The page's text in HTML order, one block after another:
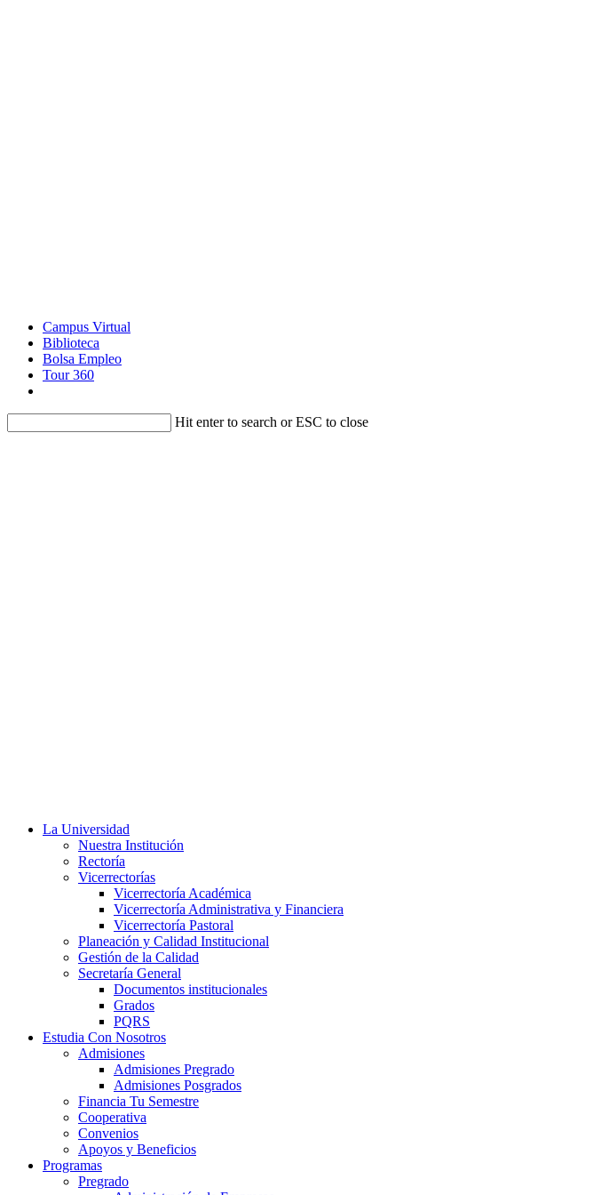
Campus Virtual
Biblioteca
Bolsa Empleo
Tour 360
Hit enter to search or ESC to close
La Universidad
Nuestra Institución
Rectoría
Vicerrectorías
Vicerrectoría Académica
Vicerrectoría Administrativa y Financiera
Vicerrectoría Pastoral
Planeación y Calidad Institucional
Gestión de la Calidad
Secretaría General
Documentos institucionales
Grados
PQRS
Estudia Con Nosotros
Admisiones
Admisiones Pregrado
Admisiones Posgrados
Financia Tu Semestre
Cooperativa
Convenios
Apoyos y Beneficios
Programas
Pregrado